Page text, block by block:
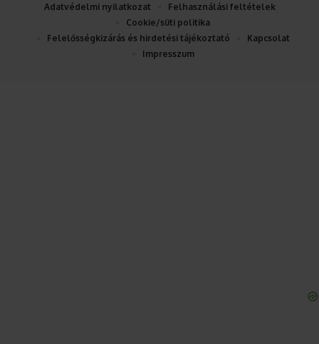
Adatvédelmi nyilatkozat
Felhasználási feltételek
Cookie/süti politika
Felelősségkizárás és hirdetési tájékoztató
Kapcsolat
Impresszum